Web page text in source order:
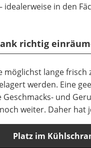
idealerweise in den
richtig
möglichst lange
werden. Eine
und
weiter. Daher hat
Platz im